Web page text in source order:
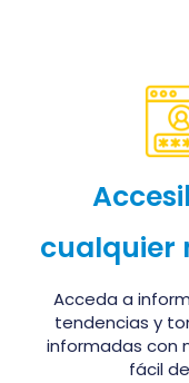
cualquier
Acceda a
tendencias y
informadas con
fácil